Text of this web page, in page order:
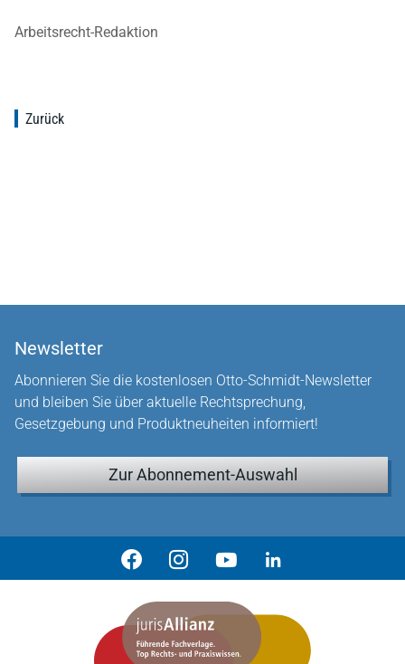
Arbeitsrecht-Redaktion
Zurück
Newsletter
Abonnieren Sie die kostenlosen Otto-Schmidt-Newsletter
und bleiben Sie über aktuelle Rechtsprechung,
Gesetzgebung und Produktneuheiten informiert!
Zur Abonnement-Auswahl